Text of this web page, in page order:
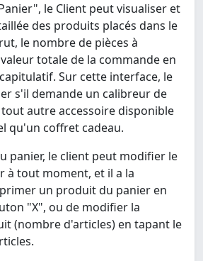
le Client peut visualiser et
des produits placés dans le
le nombre de pièces à
totale de la commande en
Sur cette interface, le
s'il demande un calibreur de
autre accessoire disponible
qu'un coffret cadeau.
panier, le client peut modifier le
à tout moment, et il a la
un produit du panier en
"X", ou de modifier la
(nombre d'articles) en tapant le